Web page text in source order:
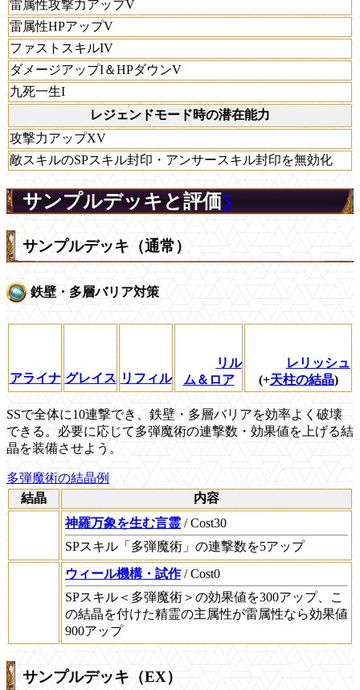
雷属性攻撃力アップV
雷属性HPアップV
ファストスキルIV
ダメージアップI＆HPダウンV
九死一生I
レジェンドモード時の潜在能力
攻撃力アップXV
敵スキルのSPスキル封印・アンサースキル封印を無効化
サンプルデッキと評価5
サンプルデッキ（通常）
鉄壁・多層バリア対策
アライナ グレイス リフィル
リル
ム＆ロア
レリッシュ
(+天柱の結晶)
SSで全体に10連撃でき、鉄壁・多層バリアを効率よく破壊
できる。必要に応じて多弾魔術の連撃数・効果値を上げる結
晶を装備させよう。
多弾魔術の結晶例
結晶
内容
神羅万象を生む言霊 / Cost30
SPスキル「多弾魔術」の連撃数を5アップ
ウィール機構・試作/ Cost0
SPスキル＜多弾魔術＞の効果値を300アップ、こ
の結晶を付けた精霊の主属性が雷属性なら効果値
900アップ
サンプルデッキ（EX）